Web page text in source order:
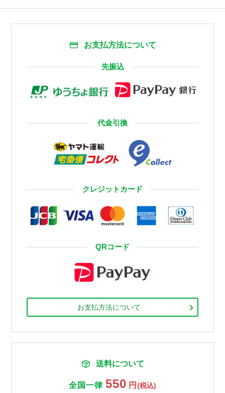
お支払方法について
先振込
代金引換
クレジットカード
QRコード
お支払方法について
送料について
全国一律 550 円 (税込)